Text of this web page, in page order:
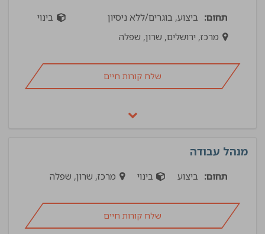
תחום: ביצוע, בוגרים/ללא ניסיון
בינוי
מרכז, ירושלים, שרון, שפלה
שלח קורות חיים
מנהל עבודה
תחום: ביצוע בינוי מרכז, שרון, שפלה
שלח קורות חיים